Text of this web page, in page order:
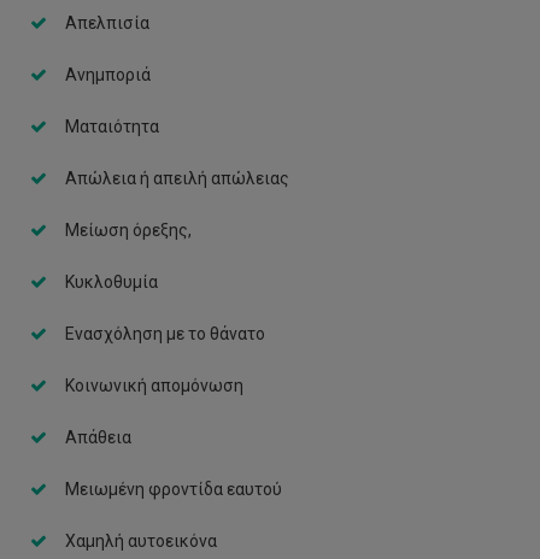
Απελπισία
Ανημποριά
Ματαιότητα
Απώλεια ή απειλή απώλειας
Μείωση όρεξης,
Κυκλοθυμία
Ενασχόληση με το θάνατο
Κοινωνική απομόνωση
Απάθεια
Μειωμένη φροντίδα εαυτού
Χαμηλή αυτοεικόνα